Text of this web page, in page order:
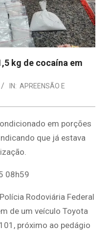
kg de cocaína em
IN: APREENSÃO E
em porções
que já estava
08h59
Rodoviária Federal
de um veículo Toyota
próximo ao pedágio